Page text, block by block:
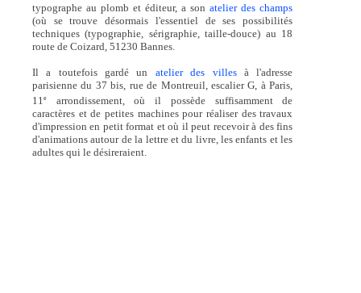
typographe au plomb et éditeur, a sonatelier des champs
(où se trouve désormais l'essentiel de ses possibilités
techniques (typographie, sérigraphie, taille-douce) au 18
route de Coizard, 51230 Bannes.
Il a toutefois gardé un atelier des villesà l'adresse
parisienne du 37 bis, rue de Montreuil, escalier G, à Paris,
11earrondissement, où il possède suffisamment de
caractères et de petites machines pour réaliser des travaux
d'impression en petit format et où il peut recevoir à des fins
d'animations autour de la lettre et du livre, les enfants et les
adultes qui le désireraient.